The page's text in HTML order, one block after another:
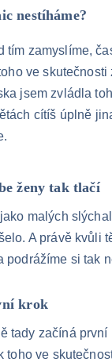
nestíháme?
tím zamyslíme,
ve
jsem zvládla
cítíš úplně
ženy tak tlačí
malých
A právě kvůli
podrážíme si tak
krok
tady začíná
toho ve